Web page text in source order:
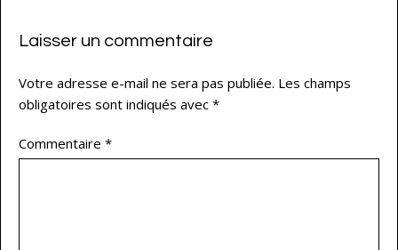
Laisser un commentaire
Votre adresse e-mail ne sera pas publiée. Les champs
obligatoires sont indiqués avec *
Commentaire *